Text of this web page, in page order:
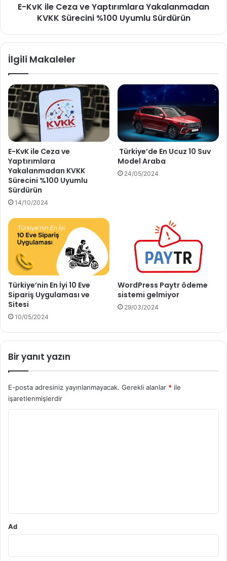
%100E-KvK ile Ceza ve Yaptırımlara Yakalanmadan
KVKK Sürecini %100 Uyumlu Sürdürün
İlgili Makaleler
E-KvK ile Ceza ve
Yaptırımlara
Yakalanmadan KVKK
Sürecini %100 Uyumlu
Sürdürün
14/10/2024
Türkiye’de En Ucuz 10 Suv
Model Araba
24/05/2024
Türkiye’nin En İyi 10 Eve
Sipariş Uygulaması ve
Sitesi
10/05/2024
WordPress Paytr ödeme
sistemi gelmiyor
29/03/2024
Bir yanıt yazın
E-posta adresiniz yayınlanmayacak. Gerekli alanlar * ile
işaretlenmişlerdir
Ad